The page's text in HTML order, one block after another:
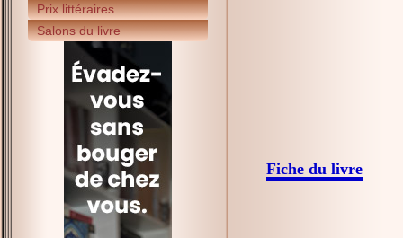
Prix littéraires
Salons du livre
Fiche du livre